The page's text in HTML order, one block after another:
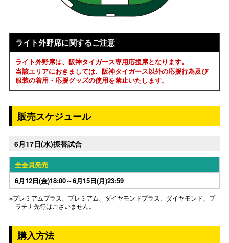
ライト外野席に関するご注意
ライト外野席は、阪神タイガース専用応援席となります。
当該エリアにおきましては、阪神タイガース以外の応援行為及び
服装の着用・応援グッズの使用を禁止いたします。
販売スケジュール
6月17日(水)振替試合
全会員発売
6月12日(金)18:00～6月15日(月)23:59
※プレミアムプラス、プレミアム、ダイヤモンドプラス、ダイヤモンド、プ
ラチナ先行はございません。
購入方法